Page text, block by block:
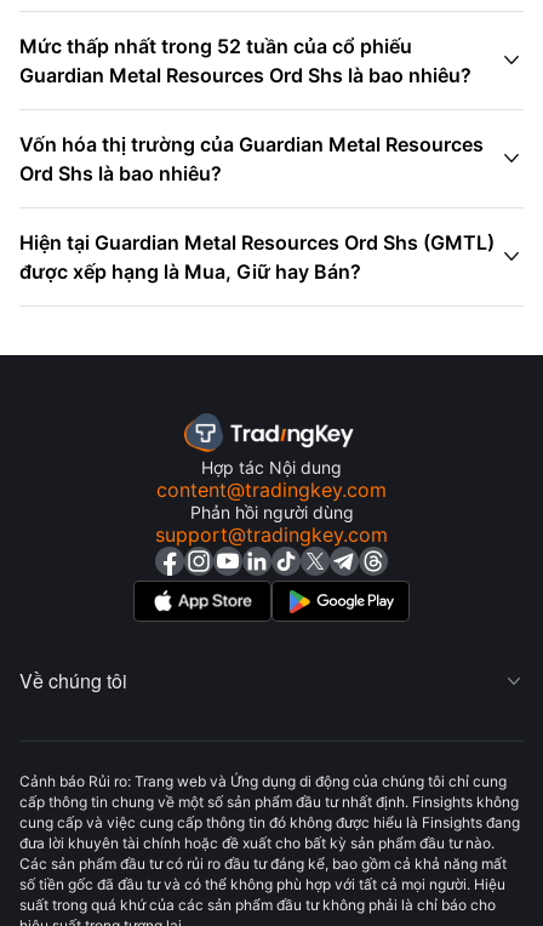
Mức thấp nhất trong 52 tuần của cổ phiếu
Guardian Metal Resources Ord Shs là bao nhiêu?

Vốn hóa thị trường của Guardian Metal Resources
Ord Shs là bao nhiêu?

Hiện tại Guardian Metal Resources Ord Shs (GMTL)
được xếp hạng là Mua, Giữ hay Bán?

Hợp tác Nội dung
content@tradingkey.com
Phản hồi người dùng
support@tradingkey.com
Về chúng tôi 
Cảnh báo Rủi ro: Trang web và Ứng dụng di động của chúng tôi chỉ cung
cấp thông tin chung về một số sản phẩm đầu tư nhất định. Finsights không
cung cấp và việc cung cấp thông tin đó không được hiểu là Finsights đang
đưa lời khuyên tài chính hoặc đề xuất cho bất kỳ sản phẩm đầu tư nào.
Các sản phẩm đầu tư có rủi ro đầu tư đáng kể, bao gồm cả khả năng mất
số tiền gốc đã đầu tư và có thể không phù hợp với tất cả mọi người. Hiệu
suất trong quá khứ của các sản phẩm đầu tư không phải là chỉ báo cho